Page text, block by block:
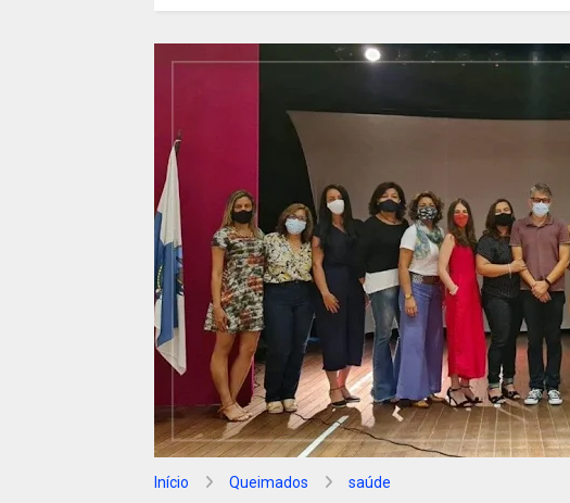
Início Queimados saúde